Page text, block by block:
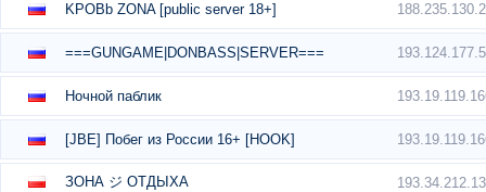
KPOBb ZONA [public server 18+]
===GUNGAME|DONBASS|SERVER===
Ночной паблик
[JBE] Побег из России 16+ [HOOK]
ЗОНА ジ ОТДЫХА